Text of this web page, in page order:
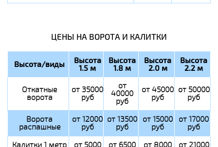
ЦЕНЫ НА ВОРОТА И КАЛИТКИ
Высота/виды Высота
1.5 м
Высота
1.8 м
Высота
2.0 м
Высота
2.2 м
Откатные
ворота
от 35000
руб
от
40000
руб
от 45000
руб
от 50000
руб
Ворота
распашные
от 12000
руб
от 13500
руб
от 15000
руб
от 17000
руб
Калитки 1 метр
от 5000 от 6500 от 8000 от 21000